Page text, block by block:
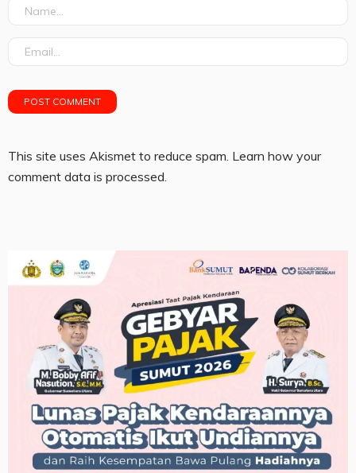
This site uses Akismet to reduce spam. Learn how your
comment data is processed.